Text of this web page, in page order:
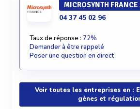
MICROSYNTH FRANCE
04 37 45 02 96
Taux de réponse : 72%
Demander à être rappelé
Poser une question en direct
Voir toutes les entreprises en :
gènes et